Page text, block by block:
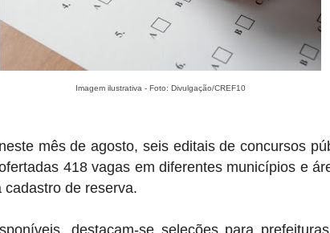
Imagem ilustrativa - Foto: Divulgação/CREF10
mês de agosto, seis editais de concursos
418 vagas em diferentes municípios e
de reserva.
destacam-se seleções para